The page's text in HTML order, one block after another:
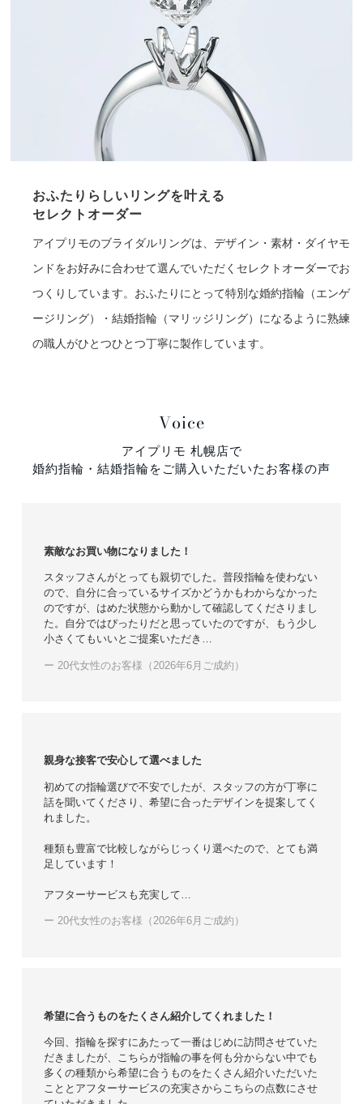
おふたりらしいリングを叶える
セレクトオーダー
アイプリモのブライダルリングは、デザイン・素材・ダイヤモ
ンドをお好みに合わせて選んでいただくセレクトオーダーでお
つくりしています。おふたりにとって特別な婚約指輪（エンゲ
ージリング）・結婚指輪（マリッジリング）になるように熟練
の職人がひとつひとつ丁寧に製作しています。
Voice
アイプリモ 札幌店で
婚約指輪・結婚指輪をご購入いただいたお客様の声
素敵なお買い物になりました！
スタッフさんがとっても親切でした。普段指輪を使わない
ので、自分に合っているサイズかどうかもわからなかった
のですが、はめた状態から動かして確認してくださりまし
た。自分ではぴったりだと思っていたのですが、もう少し
小さくてもいいとご提案いただき…
ー 20代女性のお客様（2026年6月ご成約）
親身な接客で安心して選べました
初めての指輪選びで不安でしたが、スタッフの方が丁寧に
話を聞いてくださり、希望に合ったデザインを提案してく
れました。
種類も豊富で比較しながらじっくり選べたので、とても満
足しています！
アフターサービスも充実して…
ー 20代女性のお客様（2026年6月ご成約）
希望に合うものをたくさん紹介してくれました！
今回、指輪を探すにあたって一番はじめに訪問させていた
だきましたが、こちらが指輪の事を何も分からない中でも
多くの種類から希望に合うものをたくさん紹介いただいた
こととアフターサービスの充実さからこちらの点数にさせ